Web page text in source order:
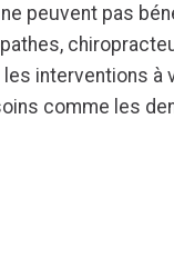
peuvent pas
interventions à
comme les